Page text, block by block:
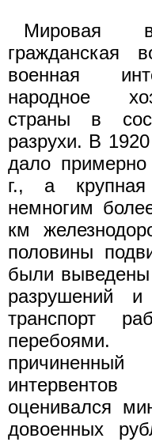
Мировая
гражданская
военная
народное
страны в
разрухи. В 1920
дало
г., а
немногим
км
половины
были выведены
разрушений и
транспорт
причиненный
интервентов
оценивался
довоенных